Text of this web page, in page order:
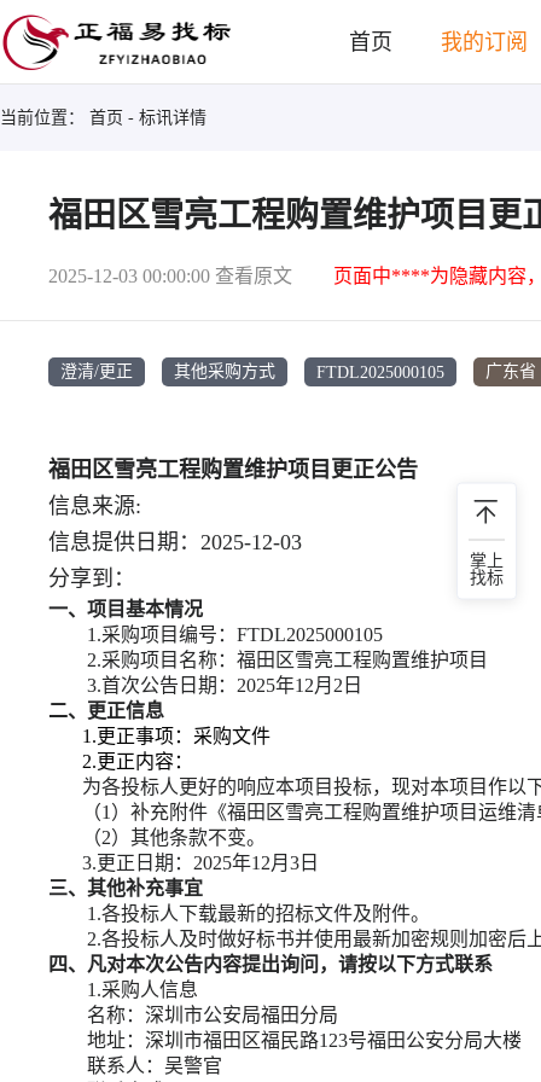
首页 我的订阅
当前位置： 首页 - 标讯详情
福田区雪亮工程购置维护项目更
2025-12-03 00:00:00 查看原文 页面中****为隐藏内容
澄清/更正 其他采购方式 FTDL2025000105 广东省
福田区雪亮工程购置维护项目更正公告
信息来源:
信息提供日期：2025-12-03
分享到：
一、项目基本情况
1.采购项目编号： FTDL2025000105
2.采购项目名称： 福田区雪亮工程购置维护项目
3.首次公告日期： 2025年12月2日
二、更正信息
1.更正事项： 采购文件
2.更正内容：
为各投标人更好的响应本项目投标，现对本项目作以
（1）补充附件《福田区雪亮工程购置维护项目运维清
（2）其他条款不变。
3.更正日期： 2025年12月 3日
三、其他补充事宜
1.各投标人下载最新的招标文件及附件。
2.各投标人及时做好标书并使用最新加密规则加密
四、凡对本次公告内容提出询问，请按以下方式联系
1.采购人信息
名称：深圳市公安局福田分局
地址：深圳市福田区福民路123号福田公安分局大楼
联系人：吴警官
掌上
找标